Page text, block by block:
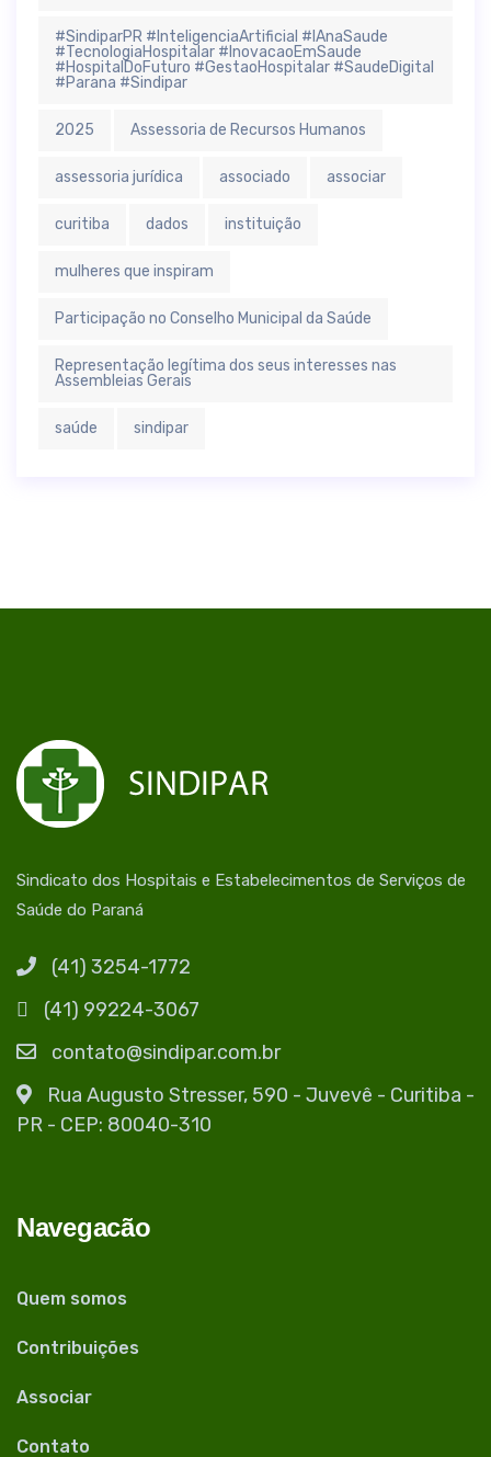
#SindiparPR #InteligenciaArtificial #IAnaSaude
#TecnologiaHospitalar #InovacaoEmSaude
#HospitalDoFuturo #GestaoHospitalar #SaudeDigital
#Parana #Sindipar
2025 Assessoria de Recursos Humanos
assessoria jurídica associado associar
curitiba dados instituição
mulheres que inspiram
Participação no Conselho Municipal da Saúde
Representação legítima dos seus interesses nas
Assembleias Gerais
saúde sindipar
Sindicato dos Hospitais e Estabelecimentos de Serviços de
Saúde do Paraná
(41) 3254-1772
(41) 99224-3067
contato@sindipar.com.br
Rua Augusto Stresser, 590 - Juvevê - Curitiba -
PR - CEP: 80040-310
Navegacão
Quem somos
Contribuições
Associar
Contato